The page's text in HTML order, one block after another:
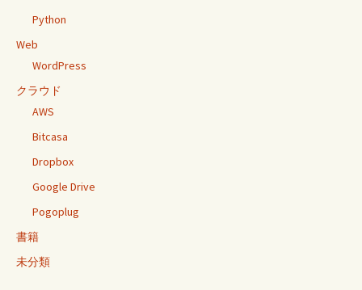
Python
Web
WordPress
クラウド
AWS
Bitcasa
Dropbox
Google Drive
Pogoplug
書籍
未分類